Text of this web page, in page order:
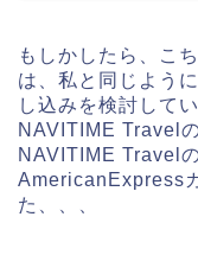
もしかしたら、こ
は、私と同じよう
し込みを検討して
NAVITIME Travel
NAVITIME Travel
AmericanExpress
た、、、